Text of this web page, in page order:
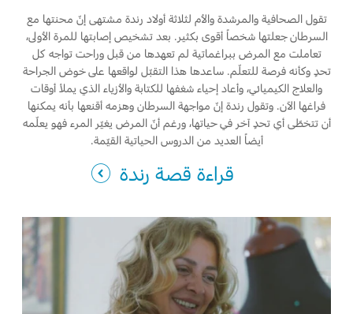
تقول الصحافية والمرشدة والأم لثلاثة أولاد رندة مشتهى إنّ محنتها مع
السرطان جعلتها شخصاً أقوى بكثير. بعد تشخيص إصابتها للمرة الأولى،
تعاملت مع المرض ببراغماتية لم تعهدها من قبل وراحت تواجه كل
تحدٍ وكأنه فرصة للتعلّم. ساعدها هذا التقبّل لواقعها على خوض الجراحة
والعلاج الكيميائي، وأعاد إحياء شغفها للكتابة والأزياء الذي يملأ أوقات
فراغها الآن. وتقول رندة إنّ مواجهة السرطان وهزمه أقنعها بأنه يمكنها
أن تتخطّى أي تحدٍ آخر في حياتها، ورغم أنّ المرض يغيّر المرء فهو يعلّمه
أيضاً العديد من الدروس الحياتية القيّمة.
قراءة قصة رندة